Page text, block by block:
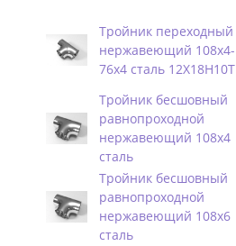
Тройник переходный
нержавеющий 108х4-
76х4 сталь 12Х18Н10Т
Тройник бесшовный
равнопроходной
нержавеющий 108х4
сталь
Тройник бесшовный
равнопроходной
нержавеющий 108х6
сталь